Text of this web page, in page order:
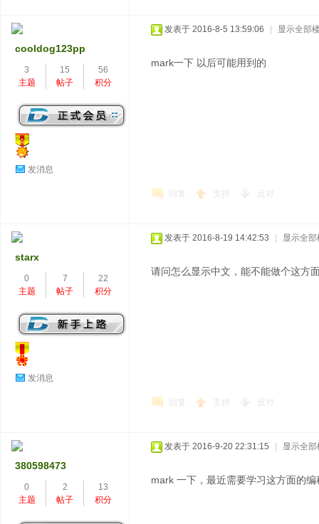
cooldog123pp
3
主题
15
帖子
56
积分
发消息
发表于 2016-8-5 13:59:06 显示全部
mark一下 以后可能用到的
回复 支持 反对
starx
0
主题
7
帖子
22
积分
发消息
发表于 2016-8-19 14:42:53 显示全部
请问怎么显示中文，能不能做个这方
回复 支持 反对
380598473
0
主题
2
帖子
13
积分
发表于 2016-9-20 22:31:15 显示全部
mark 一下，最近需要学习这方面的编